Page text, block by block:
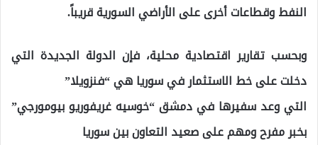
النفط وقطاعات أخرى على الأراضي السورية قريباً.
وبحسب تقارير اقتصادية محلية، فإن الدولة الجديدة التي
دخلت على خط الاستثمار في سوريا هي “فنزويلا”
التي وعد سفيرها في دمشق “خوسيه غريفوريو بيومورجي”
بخبر مفرح ومهم على صعيد التعاون بين سوريا